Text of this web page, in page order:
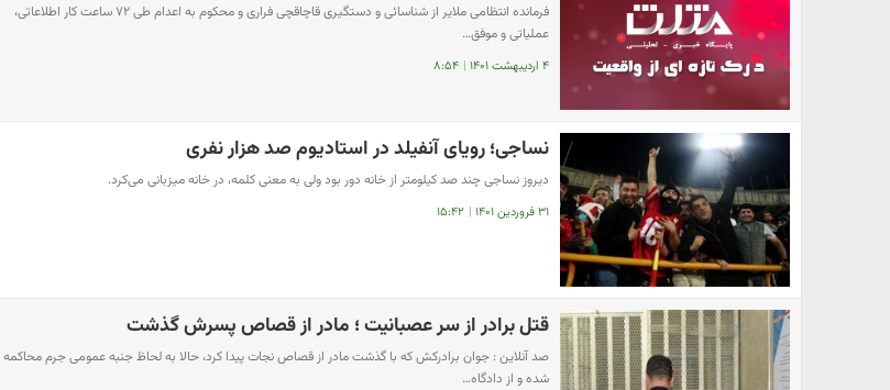
فرمانده انتظامی ملایر از شناسائی و دستگیری قاچاقچی فراری و محکوم به اعدام طی ۷۲ ساعت ‌کار ‌اطلاعاتی،
عملیاتی و موفق…
۴ اردیبهشت ۱۴۰۱ | ۸:۵۴
نساجی؛ رویای آنفیلد در استادیوم صد هزار نفری
دیروز نساجی چند صد کیلومتر از خانه دور بود ولی به معنی کلمه، در خانه میزبانی می‌کرد.
۳۱ فروردین ۱۴۰۱ | ۱۵:۴۲
قتل برادر از سر عصبانیت ؛ مادر از قصاص پسرش گذشت
صد آنلاین : جوان برادرکش که با گذشت مادر از قصاص نجات پیدا کرد، حالا به لحاظ جنبه عمومی جرم محاکمه
شده و از دادگاه…